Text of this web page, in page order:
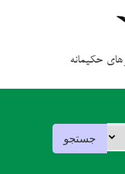
حکیمانه